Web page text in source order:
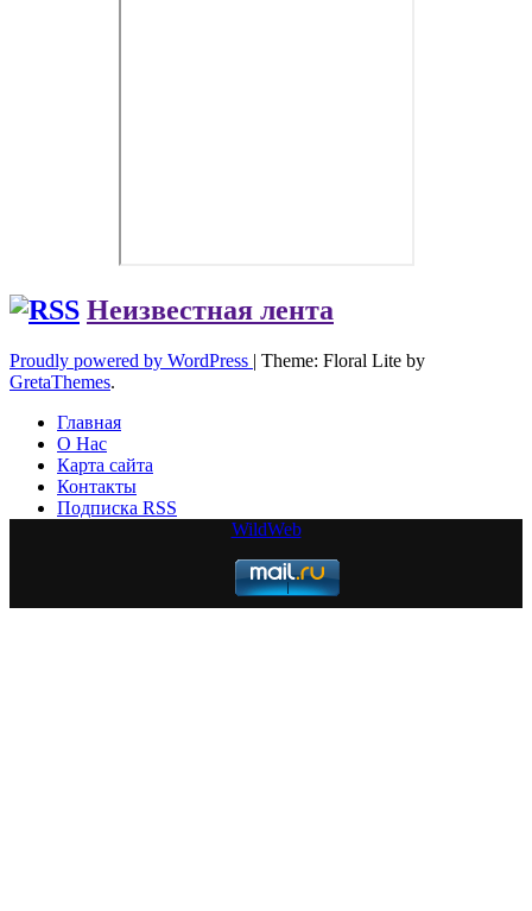
Неизвестная лента
Proudly powered by WordPress | Theme: Floral Lite by
GretaThemes.
Главная
О Нас
Карта сайта
Контакты
Подписка RSS
WildWeb